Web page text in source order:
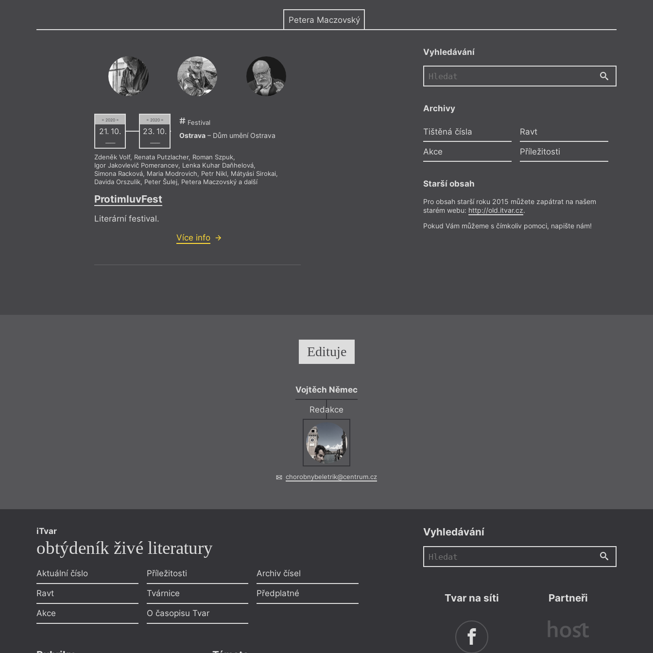
Petera Maczovský
= 2020 =
21. 10.
––––
= 2020 =
23. 10.
––––
Festival
Ostrava– Dům umění Ostrava
Zdeněk Volf, Renata Putzlacher, Roman Szpuk,
Igor Jakovlevič Pomerancev, Lenka Kuhar Daňhelová,
Simona Racková, Maria Modrovich, Petr Nikl, Mátyási Sirokai,
Davida Orszulik, Peter Šulej, Petera Maczovskýa další
ProtimluvFest
Literární festival.
Více info
Vyhledávání
Archivy
Tištěná čísla Ravt
Akce Příležitosti
Starší obsah
Pro obsah starší roku 2015 můžete zapátrat na našem
starém webu: http://old.itvar.cz.
Pokud Vám můžeme s čímkoliv pomoci, napište nám!
Edituje
Vojtěch Němec
Redakce
chorobnybeletrik@centrum.cz
iTvar
obtýdeník živé literatury
Aktuální číslo
Ravt
Akce
Příležitosti
Tvárnice
O časopisu Tvar
Archiv čísel
Předplatné
Vyhledávání
Tvar na síti Partneři